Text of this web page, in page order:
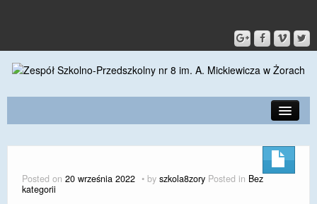
KONTAKT
Posted on 20 września 2022 by szkola8zory Posted in Bez
kategorii